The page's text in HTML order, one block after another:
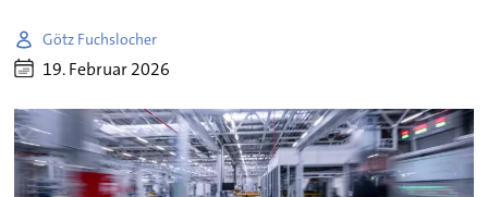
Götz Fuchslocher
19. Februar 2026